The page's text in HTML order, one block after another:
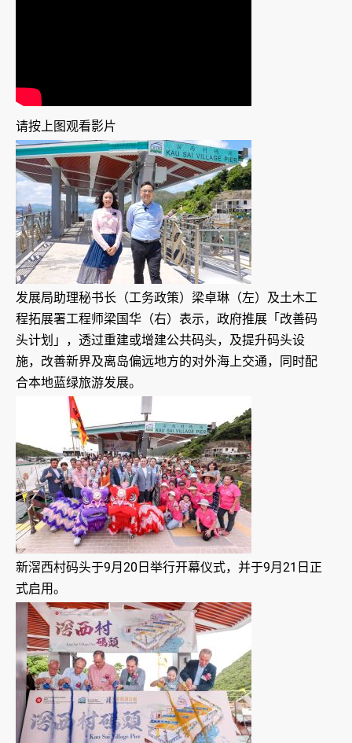
请按上图观看影片
发展局助理秘书长（工务政策）梁卓琳（左）及土木工
程拓展署工程师梁国华（右）表示，政府推展「改善码
头计划」，透过重建或增建公共码头，及提升码头设
施，改善新界及离岛偏远地方的对外海上交通，同时配
合本地蓝绿旅游发展。
新滘西村码头于9月20日举行开幕仪式，并于9月21日正
式启用。